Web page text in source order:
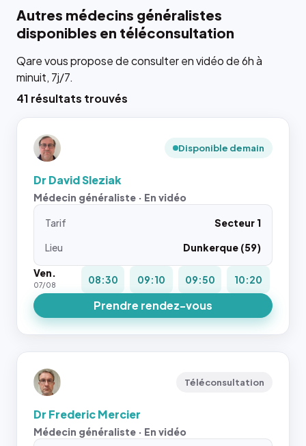
Autres médecins généralistes
disponibles en téléconsultation
Qare vous propose de consulter en vidéo de 6h à
minuit, 7j/7.
41 résultats trouvés
Disponible demain
Dr David Sleziak
Médecin généraliste · En vidéo
Tarif
Secteur 1
Lieu
Dunkerque (59)
Ven.
07/08 08:30 09:10 09:50 10:20
Prendre rendez-vous
Téléconsultation
Dr Frederic Mercier
Médecin généraliste · En vidéo